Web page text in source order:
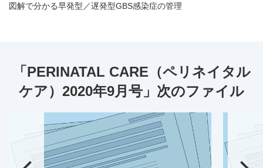
図解で分かる早発型／遅発型GBS感染症の管理
「PERINATAL CARE（ペリネイタル
ケア）2020年9月号」次のファイル